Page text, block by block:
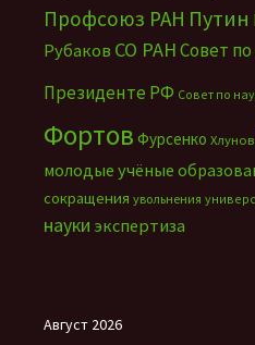
Профсоюз РАН Путин
Рубаков СО РАНСовет
Президенте РФ Совет по
Фортов Фурсенко Хлунов
молодые учёные
сокращения увольнения
науки экспертиза
Август 2026